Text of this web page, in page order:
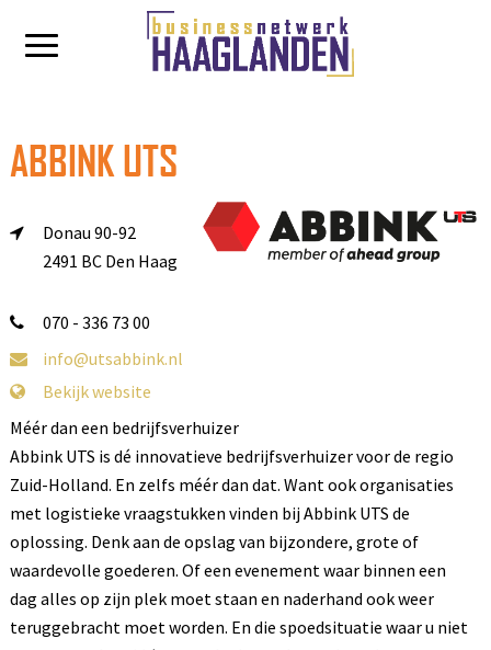
ABBINK UTS
Donau 90-92
2491 BC Den Haag
070 - 336 73 00
info@utsabbink.nl
Bekijk website
Méér dan een bedrijfsverhuizer
Abbink UTS is dé innovatieve bedrijfsverhuizer voor de regio
Zuid-Holland. En zelfs méér dan dat. Want ook organisaties
met logistieke vraagstukken vinden bij Abbink UTS de
oplossing. Denk aan de opslag van bijzondere, grote of
waardevolle goederen. Of een evenement waar binnen een
dag alles op zijn plek moet staan en naderhand ook weer
teruggebracht moet worden. En die spoedsituatie waar u niet